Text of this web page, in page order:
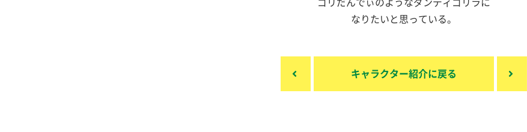
ゴリだんでぃのようなダンディゴリラに
なりたいと思っている。
キャラクター紹介に戻る